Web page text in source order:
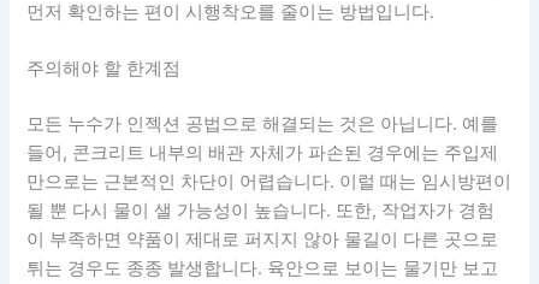
먼저 확인하는 편이 시행착오를 줄이는 방법입니다.
주의해야 할 한계점
모든 누수가 인젝션 공법으로 해결되는 것은 아닙니다. 예를
들어, 콘크리트 내부의 배관 자체가 파손된 경우에는 주입제
만으로는 근본적인 차단이 어렵습니다. 이럴 때는 임시방편이
될 뿐 다시 물이 샐 가능성이 높습니다. 또한, 작업자가 경험
이 부족하면 약품이 제대로 퍼지지 않아 물길이 다른 곳으로
튀는 경우도 종종 발생합니다. 육안으로 보이는 물기만 보고